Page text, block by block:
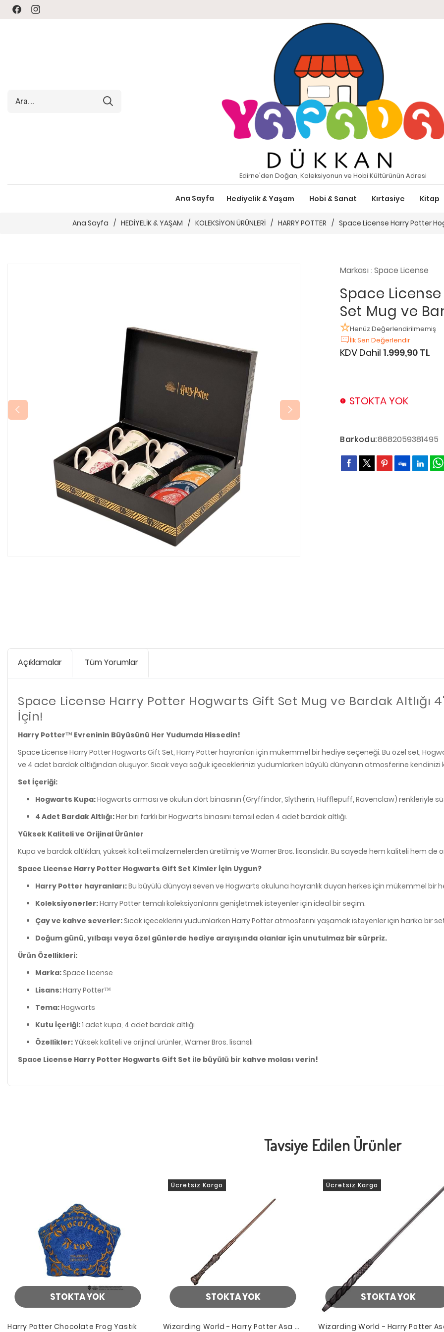
FacebookInstagram
Edirne'den Doğan, Koleksiyonun ve Hobi Kültürünün Adresi
Ana Sayfa Hediyelik & Yaşam Hobi & Sanat Kırtasiye Kitap
Ana Sayfa / HEDİYELİK & YAŞAM / KOLEKSİYON ÜRÜNLERİ / HARRY POTTER / Space License Harry Potter
Markası: Space License
Space
Set Mug ve
Henüz Değerlendirilmemiş
İlk Sen Değerlendir
KDV Dahil 1.999,90 TL
STOKTA YOK
Barkodu:8682059381495
Açıklamalar Tüm Yorumlar
Space License Harry Potter Hogwarts Gift Set Mug ve Bardak Altlığı
İçin!
Harry Potter™ Evreninin Büyüsünü Her Yudumda Hissedin!
Space License Harry Potter Hogwarts Gift Set, Harry Potter hayranları için mükemmel bir hediye seçeneği. Bu özel set,
ve 4 adet bardak altlığından oluşuyor. Sıcak veya soğuk içeceklerinizi yudumlarken büyülü dünyanın atmosferine kendinizi
Set İçeriği:
Hogwarts Kupa:Hogwarts arması ve okulun dört binasının (Gryffindor, Slytherin, Hufflepuff, Ravenclaw) renkleriyle
4 Adet Bardak Altlığı:Her biri farklı bir Hogwarts binasını temsil eden 4 adet bardak altlığı.
Yüksek Kaliteli ve Orijinal Ürünler
Kupa ve bardak altlıkları, yüksek kaliteli malzemelerden üretilmiş ve Warner Bros. lisanslıdır. Bu sayede hem kaliteli hem de
Space License Harry Potter Hogwarts Gift Set Kimler İçin Uygun?
Harry Potter hayranları:Bu büyülü dünyayı seven ve Hogwarts okuluna hayranlık duyan herkes için mükemmel bir
Koleksiyonerler:Harry Potter temalı koleksiyonlarını genişletmek isteyenler için ideal bir seçim.
Çay ve kahve severler:Sıcak içeceklerini yudumlarken Harry Potter atmosferini yaşamak isteyenler için harika bir
Doğum günü, yılbaşı veya özel günlerde hediye arayışında olanlar için unutulmaz bir sürpriz.
Ürün Özellikleri:
Marka:Space License
Lisans:Harry Potter™
Tema:Hogwarts
Kutu İçeriği:1 adet kupa, 4 adet bardak altlığı
Özellikler:Yüksek kaliteli ve orijinal ürünler, Warner Bros. lisanslı
Space License Harry Potter Hogwarts Gift Set ile büyülü bir kahve molası verin!
Tavsiye Edilen Ürünler
STOKTA YOK
Harry Potter Chocolate Frog Yastık
STOKTA YOK
Ücretsiz Kargo
Wizarding World - Harry Potter Asa -
STOKTA YOK
Ücretsiz Kargo
Wizarding World - Harry Potter